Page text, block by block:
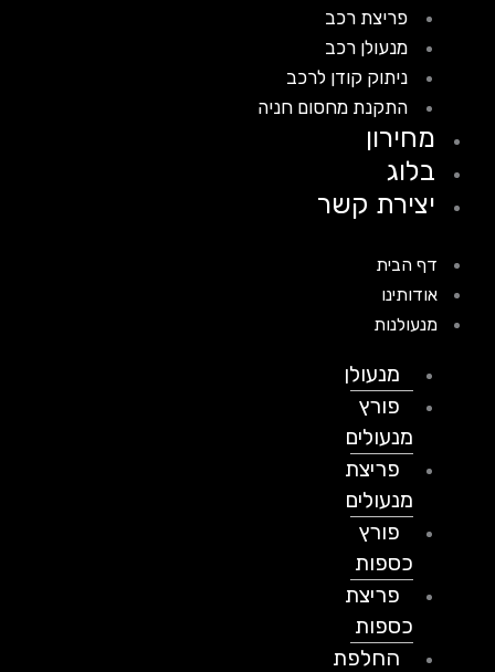
פריצת רכב
מנעולן רכב
ניתוק קודן לרכב
התקנת מחסום חניה
מחירון
בלוג
יצירת קשר
דף הבית
אודותינו
מנעולנות
מנעולן
פורץ
מנעולים
פריצת
מנעולים
פורץ
כספות
פריצת
כספות
החלפת